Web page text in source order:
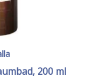
200 ml